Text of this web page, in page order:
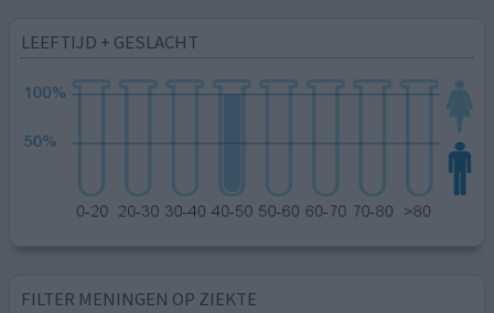
LEEFTIJD + GESLACHT
FILTER MENINGEN OP ZIEKTE